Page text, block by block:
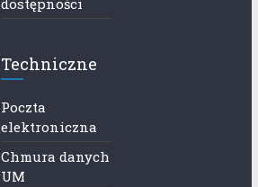
dostępności
Techniczne
Poczta
elektroniczna
Chmura danych
UM